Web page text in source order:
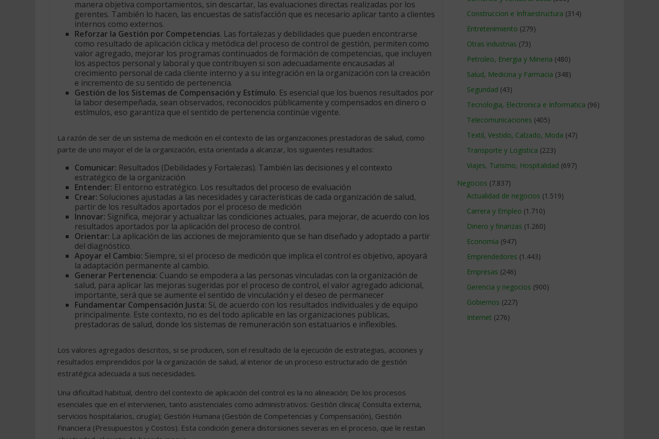
manera objetiva comportamientos, sin descartar, las evaluaciones directas realizadas por los
gerentes. También lo hacen, las encuestas de satisfacción que es necesario aplicar tanto a clientes
internos como externos.
Reforzar la Gestión por Competencias. Las fortalezas y debilidades que pueden encontrarse
como resultado de aplicación cíclica y metódica del proceso de control de gestión, permiten como
valor agregado, mejorar los programas continuados de formación de competencias, que incluyen
los aspectos personal y laboral y que contribuyen si son adecuadamente encausadas al
crecimiento personal de cada cliente interno y a su integración en la organización con la creación
e incremento de su sentido de pertenencia.
Gestión de los Sistemas de Compensación y Estímulo. Es esencial que los buenos resultados por
la labor desempeñada, sean observados, reconocidos públicamente y compensados en dinero o
estímulos, eso garantiza que el sentido de pertenencia continúe vigente.
La razón de ser de un sistema de medición en el contexto de las organizaciones prestadoras de salud, como
parte de uno mayor el de la organización, esta orientada a alcanzar, los siguientes resultados:
Comunicar: Resultados (Debilidades y Fortalezas). También las decisiones y el contexto
estratégico de la organización
Entender: El entorno estratégico. Los resultados del proceso de evaluación
Crear: Soluciones ajustadas a las necesidades y características de cada organización de salud,
partir de los resultados aportados por el proceso de medición
Innovar: Significa, mejorar y actualizar las condiciones actuales, para mejorar, de acuerdo con los
resultados aportados por la aplicación del proceso de control.
Orientar: La aplicación de las acciones de mejoramiento que se han diseñado y adoptado a partir
del diagnóstico.
Apoyar el Cambio: Siempre, si el proceso de medición que implica el control es objetivo, apoyará
la adaptación permanente al cambio.
Generar Pertenencia: Cuando se empodera a las personas vinculadas con la organización de
salud, para aplicar las mejoras sugeridas por el proceso de control, el valor agregado adicional,
importante, será que se aumente el sentido de vinculación y el deseo de permanecer
Fundamentar Compensación Justa: Sí, de acuerdo con los resultados individuales y de equipo
principalmente. Este contexto, no es del todo aplicable en las organizaciones públicas,
prestadoras de salud, donde los sistemas de remuneración son estatuarios e inflexibles.
Los valores agregados descritos, si se producen, son el resultado de la ejecución de estrategias, acciones y
resultados emprendidos por la organización de salud, al interior de un proceso estructurado de gestión
estratégica adecuada a sus necesidades.
Una dificultad habitual, dentro del contexto de aplicación del control es la no alineación; De los procesos
esenciales que en el intervienen, tanto asistenciales como administrativos: Gestión clínica( Consulta externa,
servicios hospitalarios, cirugía); Gestión Humana (Gestión de Competencias y Compensación), Gestión
Financiera (Presupuestos y Costos). Esta condición genera distorsiones severas en el proceso, que le restan
Construccion e Infraestructura (314)
Entretenimiento (279)
Otras industrias (73)
Petroleo, Energia y Mineria (480)
Salud, Medicina y Farmacia (348)
Seguridad (43)
Tecnologia, Electronica e Informatica (96)
Telecomunicaciones (405)
Textil, Vestido, Calzado, Moda (47)
Transporte y Logistica (223)
Viajes, Turismo, Hospitalidad (697)
Negocios (7.837)
Actualidad de negocios (1.519)
Carrera y Empleo (1.710)
Dinero y finanzas (1.260)
Economía (947)
Emprendedores (1.443)
Empresas (246)
Gerencia y negocios (900)
Gobiernos (227)
Internet (276)